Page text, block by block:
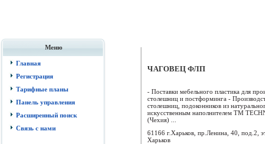
Меню
Главная
Регистрация
Тарифные планы
Панель управления
Расширенный поиск
Связь с нами
ЧАГОВЕЦ ФЛП
- Поставки мебельного пластика для
столешниц и постформинга -
столешниц, подоконников из
искусственным наполнителем ТМ
(Чехия) ...
61166 г.Харьков, пр.Ленина, 40, под.2,
Харьков